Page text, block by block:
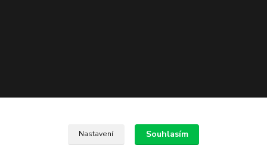
Nastavení Souhlasím